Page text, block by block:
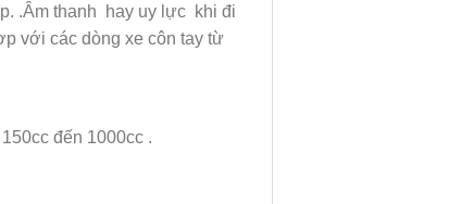
.Âm thanh hay uy lực khi đi
với các dòng xe côn tay từ
đến 1000cc .